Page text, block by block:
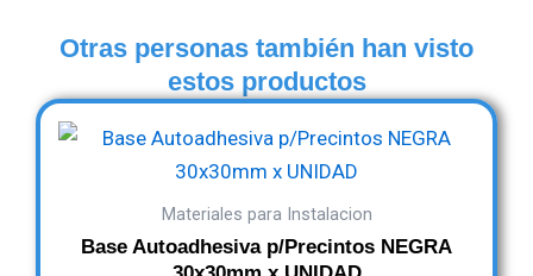
Otras personas también han visto
estos productos
Materiales para Instalacion
Base Autoadhesiva p/Precintos NEGRA